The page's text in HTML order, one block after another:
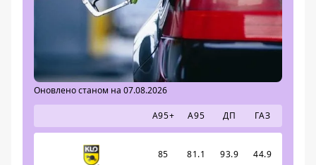
Оновлено станом на 07.08.2026
А95+ А95 ДП ГАЗ
85 81.1 93.9 44.9